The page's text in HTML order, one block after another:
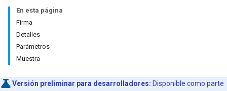
En esta página
Firma
Detalles
Parámetros
Muestra
Versión preliminar para desarrolladores: Disponible como parte